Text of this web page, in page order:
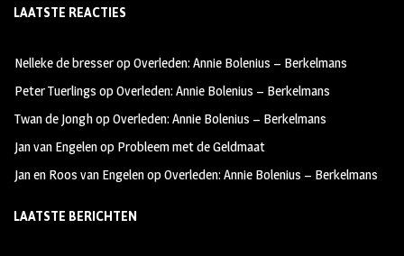
b
oo
k
ag
m
tt
LAATSTE REACTIES
Nelleke de bresseropOverleden: Annie Bolenius – Berkelmans
Peter Tuerlings opOverleden: Annie Bolenius – Berkelmans
Twan de JonghopOverleden: Annie Bolenius – Berkelmans
Jan van Engelenop Probleem met de Geldmaat
Jan en Roos van EngelenopOverleden: Annie Bolenius – Berkelmans
LAATSTE BERICHTEN